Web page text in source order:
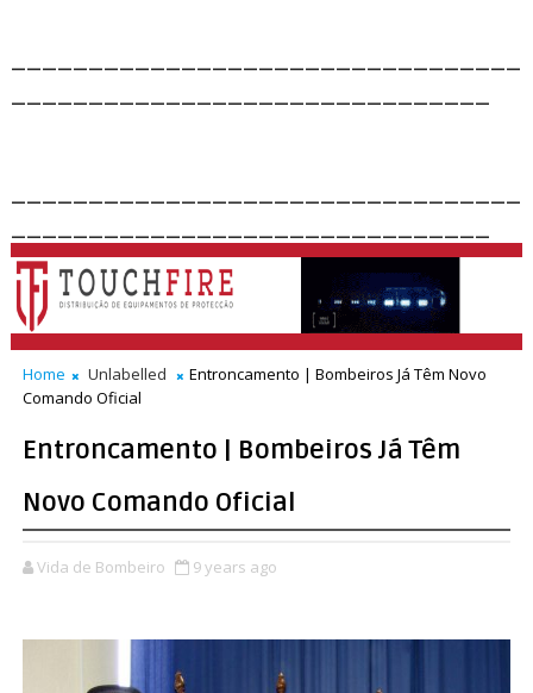
Home Unlabelled
Entroncamento | Bombeiros Já Têm Novo
Comando Oficial
Entroncamento | Bombeiros Já Têm
Novo Comando Oficial
Vida de Bombeiro 9 years ago